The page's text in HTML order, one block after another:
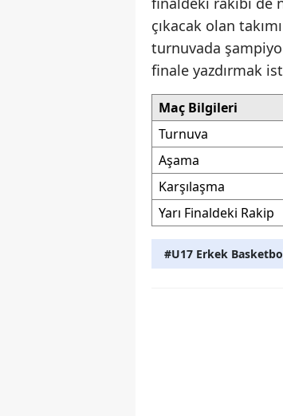
çıkacak olan
turnuvada
finale yazdırmak
Maç Bilgileri
Turnuva
Aşama
Karşılaşma
Yarı Finaldeki Rakip
#U17 Erkek